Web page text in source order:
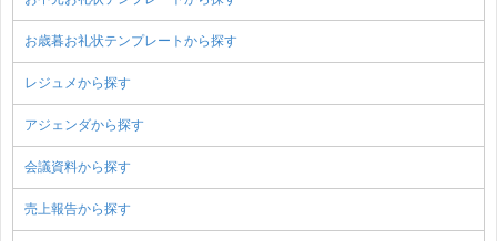
お歳暮お礼状テンプレートから探す
レジュメから探す
アジェンダから探す
会議資料から探す
売上報告から探す